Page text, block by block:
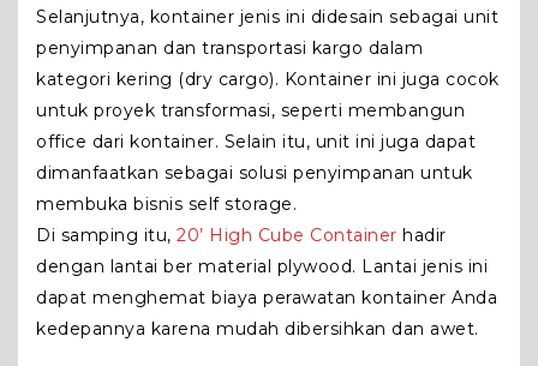
Selanjutnya, kontainer jenis ini didesain sebagai unit
penyimpanan dan transportasi kargo dalam
kategori kering (dry cargo). Kontainer ini juga cocok
untuk proyek transformasi, seperti membangun
office dari kontainer. Selain itu, unit ini juga dapat
dimanfaatkan sebagai solusi penyimpanan untuk
membuka bisnis self storage.
Di samping itu, 20’ High Cube Container hadir
dengan lantai ber material plywood. Lantai jenis ini
dapat menghemat biaya perawatan kontainer Anda
kedepannya karena mudah dibersihkan dan awet.